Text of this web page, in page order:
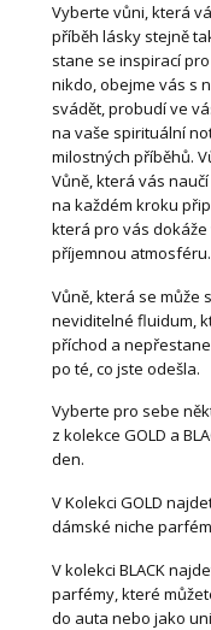
Vyberte vůni, která
příběh lásky stejně
stane se inspirací
nikdo, obejme vás s
svádět, probudí ve
na vaše spirituální
milostných příběhů.
Vůně, která vás
na každém kroku
která pro vás
příjemnou atmosféru.
Vůně, která se může
neviditelné fluidum,
příchod a
po té, co jste odešla.
Vyberte pro sebe
z kolekce GOLD a
den.
V Kolekci GOLD
dámské niche
V kolekci BLACK
parfémy, které
do auta nebo jako